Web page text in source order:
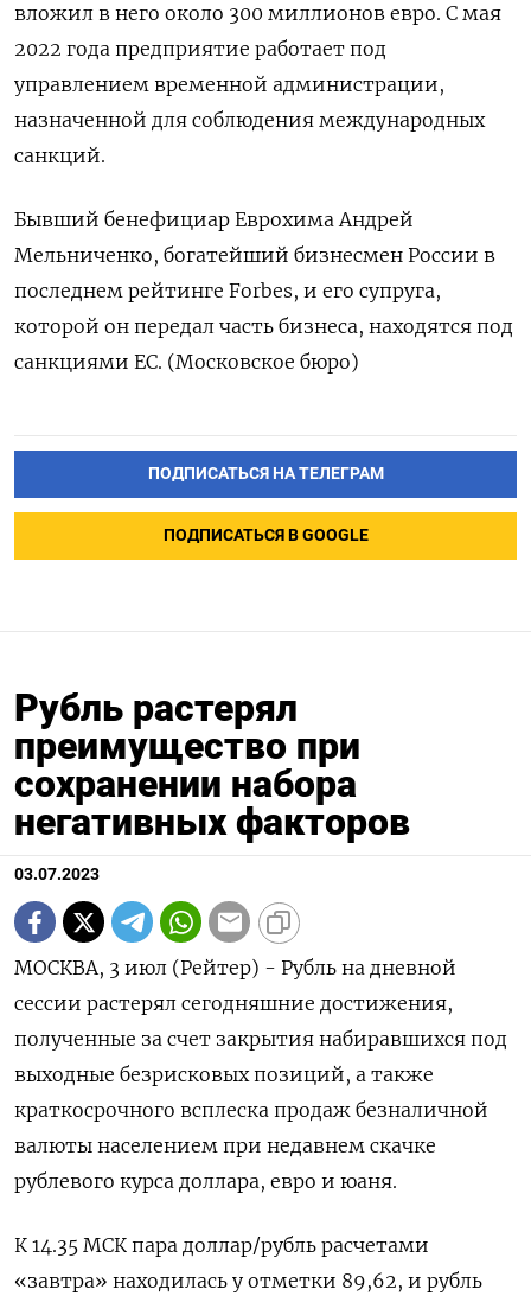
вложил в него около 300 миллионов евро. С мая
2022 года предприятие работает под
управлением временной администрации,
назначенной для соблюдения международных
санкций.
Бывший бенефициар Еврохима Андрей
Мельниченко, богатейший бизнесмен России в
последнем рейтинге Forbes, и его супруга,
которой он передал часть бизнеса, находятся под
санкциями ЕС. (Московское бюро)
ПОДПИСАТЬСЯ НА ТЕЛЕГРАМ
ПОДПИСАТЬСЯ В GOOGLE
Рубль растерял
преимущество при
сохранении набора
негативных факторов
03.07.2023
МОСКВА, 3 июл (Рейтер) - Рубль на дневной
сессии растерял сегодняшние достижения,
полученные за счет закрытия набиравшихся под
выходные безрисковых позиций, а также
краткосрочного всплеска продаж безналичной
валюты населением при недавнем скачке
рублевого курса доллара, евро и юаня.
К 14.35 МСК пара доллар/рубль расчетами
«завтра» находилась у отметки 89,62, и рубль